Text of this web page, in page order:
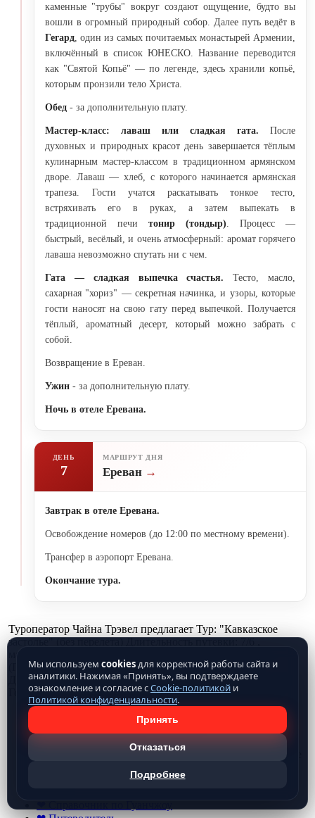
каменные "трубы" вокруг создают ощущение, будто вы
вошли в огромный природный собор. Далее путь ведёт в
Гегард , один из самых почитаемых монастырей Армении,
включённый в список ЮНЕСКО. Название переводится
как "Святой Копьё" — по легенде, здесь хранили копьё,
которым пронзили тело Христа.
Обед - за дополнительную плату.
Мастер-класс: лаваш или сладкая гата. После
духовных и природных красот день завершается тёплым
кулинарным мастер-классом в традиционном армянском
дворе. Лаваш — хлеб, с которого начинается армянская
трапеза. Гости учатся раскатывать тонкое тесто,
встряхивать его в руках, а затем выпекать в
традиционной печи тонир (тондыр) . Процесс —
быстрый, весёлый, и очень атмосферный: аромат горячего
лаваша невозможно спутать ни с чем.
Гата — сладкая выпечка счастья.Тесто, масло,
сахарная "хориз" — секретная начинка, и узоры, которые
гости наносят на свою гату перед выпечкой. Получается
тёплый, ароматный десерт, который можно забрать с
собой.
Возвращение в Ереван.
Ужин - за дополнительную плату.
Ночь в отеле Еревана.
ДЕНЬ
7
МАРШРУТ ДНЯ
Ереван
Завтрак в отеле Еревана.
Освобождение номеров (до 12:00 по местному времени).
Трансфер в аэропорт Еревана.
Окончание тура.
Туроператор Чайна Трэвел предлагает Тур: "Кавказское
застолье" (без перелета) Длительность путевки: 7/6 ,
(Грузия)-Кахетия (Грузия)-Ереван (Армения)-Севан,
Дилижан, Агарцин (Армения)/Нораванк (Армения)/Гарни,
Гегерд -Ереван (Армения)(Армения)-, виза: не требуется.
Чтобы купить тур, вы можете забронировать его на
сайте или позвонить по телефонам
8 (800) 775-80-73.
туры в Армению
на 2026 г. Вы можете
Мы используем cookiesдля корректной работы сайта и
аналитики. Нажимая «Принять», вы подтверждаете
ознакомление и согласие сCookie-политикой и
Политикой конфиденциальности.
Принять
Отказаться
Подробнее